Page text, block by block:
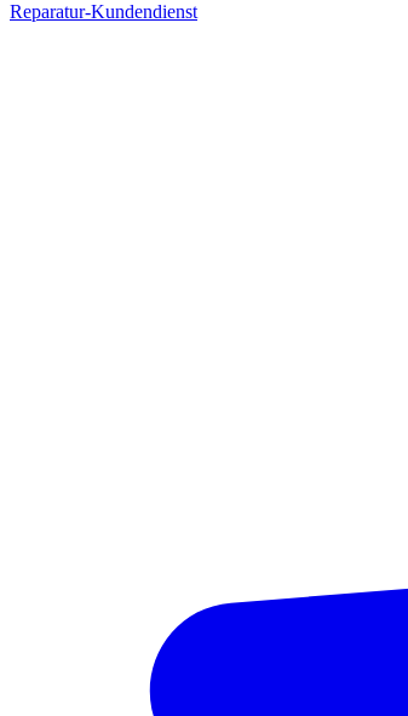
Reparatur-Kundendienst